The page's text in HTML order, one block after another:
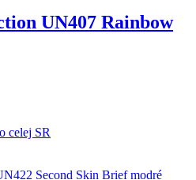
UN407 Rainbow
celej SR